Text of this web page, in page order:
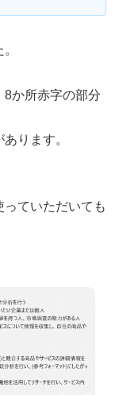
8か所赤字の部分
ります。
ていただいても